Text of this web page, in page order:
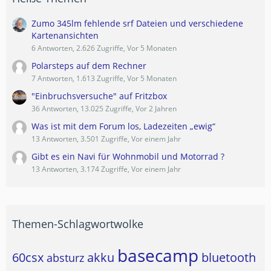
Zumo 345lm fehlende srf Dateien und verschiedene
Kartenansichten
6 Antworten, 2.626 Zugriffe, Vor 5 Monaten
Polarsteps auf dem Rechner
7 Antworten, 1.613 Zugriffe, Vor 5 Monaten
"Einbruchsversuche" auf Fritzbox
36 Antworten, 13.025 Zugriffe, Vor 2 Jahren
Was ist mit dem Forum los, Ladezeiten „ewig“
13 Antworten, 3.501 Zugriffe, Vor einem Jahr
Gibt es ein Navi für Wohnmobil und Motorrad ?
13 Antworten, 3.174 Zugriffe, Vor einem Jahr
Themen-Schlagwortwolke
60csx absturz akku basecamp bluetooth